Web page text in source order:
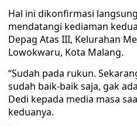
Hal ini dikonfirmasi
mendatangi kediaman
Depag Atas III, Kelurahan
Lowokwaru, Kota Malang.
“Sudah pada rukun.
sudah baik-baik saja, gak
Dedi kepada media masa
keduanya.